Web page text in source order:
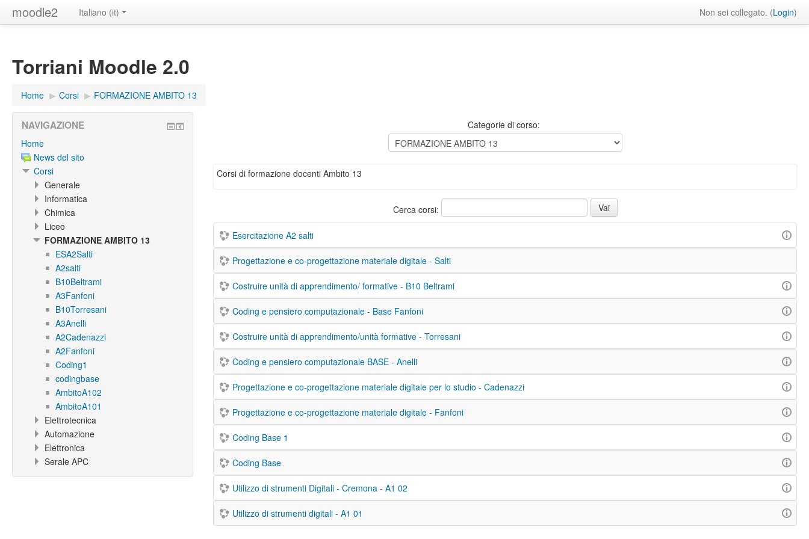
moodle2 Non sei collegato. (Login)
Italiano ‎(it)‎
Torriani Moodle 2.0
Home ▶︎ Corsi ▶︎ FORMAZIONE AMBITO 13
Categorie di corso:
Corsi di formazione docenti Ambito 13
Cerca corsi:
Esercitazione A2 salti
Progettazione e co-progettazione materiale digitale - Salti
Costruire unità di apprendimento/ formative - B10 Beltrami
Coding e pensiero computazionale - Base Fanfoni
Costruire unità di apprendimento/unità formative - Torresani
Coding e pensiero computazionale BASE - Anelli
Progettazione e co-progettazione materiale digitale per lo studio - Cadenazzi
Progettazione e co-progettazione materiale digitale - Fanfoni
Coding Base 1
Coding Base
Utilizzo di strumenti Digitali - Cremona - A1 02
Utilizzo di strumenti digitali - A1 01
NAVIGAZIONE
Home
News del sito
Corsi
Generale
Informatica
Chimica
Liceo
FORMAZIONE AMBITO 13
ESA2Salti
A2salti
B10Beltrami
A3Fanfoni
B10Torresani
A3Anelli
A2Cadenazzi
A2Fanfoni
Coding1
codingbase
AmbitoA102
AmbitoA101
Elettrotecnica
Automazione
Elettronica
Serale APC